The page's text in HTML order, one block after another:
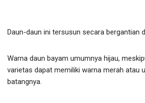
Daun-daun ini tersusun secara bergantian
Warna daun bayam umumnya hijau,
varietas dapat memiliki warna merah atau
batangnya.